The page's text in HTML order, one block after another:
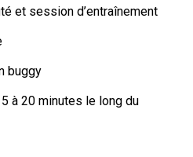
et session d’entraînement
buggy
à 20 minutes le long du